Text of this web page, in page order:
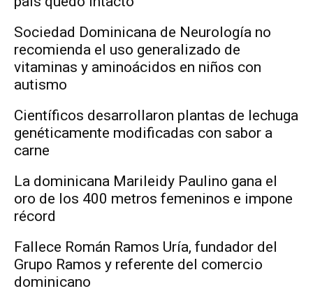
Sociedad Dominicana de Neurología no
recomienda el uso generalizado de
vitaminas y aminoácidos en niños con
autismo
Científicos desarrollaron plantas de lechuga
genéticamente modificadas con sabor a
carne
La dominicana Marileidy Paulino gana el
oro de los 400 metros femeninos e impone
récord
Fallece Román Ramos Uría, fundador del
Grupo Ramos y referente del comercio
dominicano